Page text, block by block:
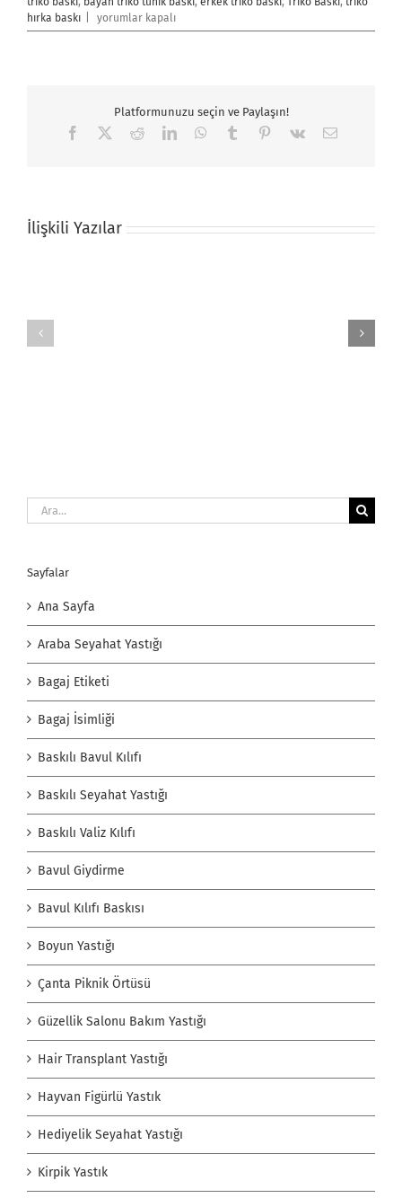
hırka baskı
Triko
Baskı
yorumlar kapalı
Platformunuzu seçin ve Paylaşın!
Facebook RedditLinkedInWhatsApp
Tumblr Pinterest
Vk
E-
İlişkili Yazılar
Ara:
Sayfalar
Ana Sayfa
Araba Seyahat Yastığı
Bagaj Etiketi
Bagaj İsimliği
Baskılı Bavul Kılıfı
Baskılı Seyahat Yastığı
Baskılı Valiz Kılıfı
Bavul Giydirme
Bavul Kılıfı Baskısı
Boyun Yastığı
Çanta Piknik Örtüsü
Güzellik Salonu Bakım Yastığı
Hair Transplant Yastığı
Hayvan Figürlü Yastık
Hediyelik Seyahat Yastığı
Kirpik Yastık